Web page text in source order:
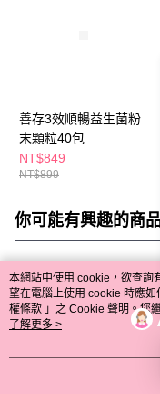
善存3效順暢益生菌粉
末顆粒40包
NT$849
NT$899
你可能有興趣的商
熱門標籤
本網站中使用 cookie，欲查詢
望在電腦上使用 cookie 時應如
權條款 」之 Cookie 聲明。您
用條款之 Cookie 聲明使用
了解更多 >